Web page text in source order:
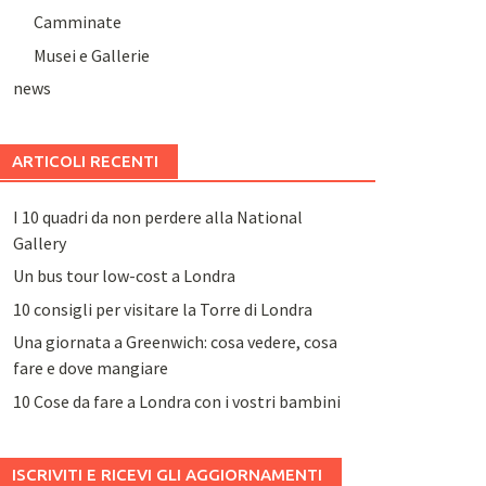
Camminate
Musei e Gallerie
news
ARTICOLI RECENTI
I 10 quadri da non perdere alla National
Gallery
Un bus tour low-cost a Londra
10 consigli per visitare la Torre di Londra
Una giornata a Greenwich: cosa vedere, cosa
fare e dove mangiare
10 Cose da fare a Londra con i vostri bambini
ISCRIVITI E RICEVI GLI AGGIORNAMENTI